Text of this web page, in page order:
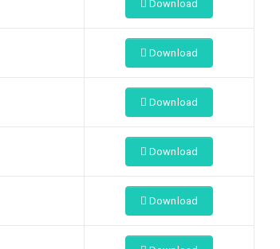
Download
Download
Download
Download
Download